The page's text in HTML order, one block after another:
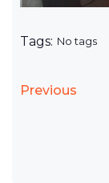
Tags: No tags
Previous